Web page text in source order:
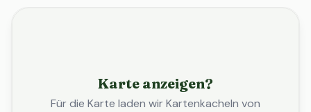
Karte anzeigen?
Für die Karte laden wir Kartenkacheln von